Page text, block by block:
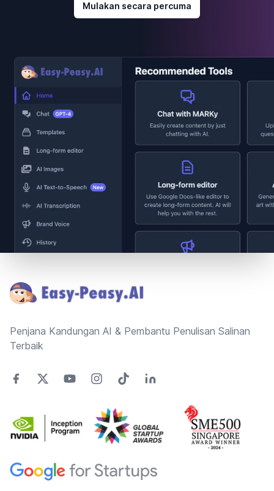
Mulakan secara percuma
Penjana Kandungan AI & Pembantu Penulisan Salinan
Terbaik